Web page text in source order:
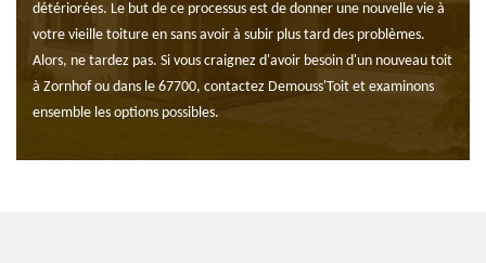
détériorées. Le but de ce processus est de donner une nouvelle vie à
votre vieille toiture en sans avoir à subir plus tard des problèmes.
Alors, ne tardez pas. Si vous craignez d'avoir besoin d'un nouveau toit
à Zornhof ou dans le 67700, contactez Demouss'Toit et examinons
ensemble les options possibles.